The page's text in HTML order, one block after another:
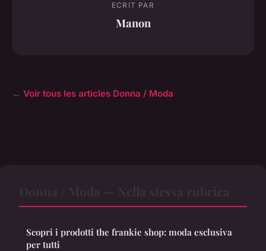
ECRIT PAR
Manon
← Voir tous les articles Donna / Moda
Scopri i prodotti the frankie shop: moda esclusiva
per tutti